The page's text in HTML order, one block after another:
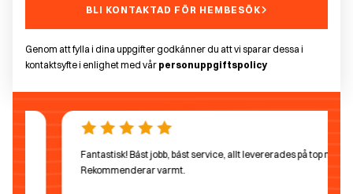
Fantastisk! Bäst jobb, bäst service, allt levererades på top nivå!
Rekommenderar varmt.
BLI KONTAKTAD FÖR HEMBESÖK
Genom att fylla i dina uppgifter godkänner du att vi sparar dessa i
kontaktsyfte i enlighet med vår personuppgiftspolicy